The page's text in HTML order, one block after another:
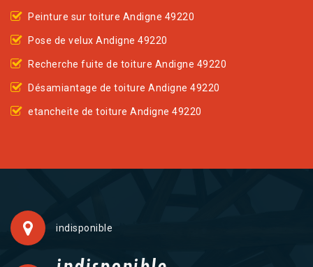
Peinture sur toiture Andigne 49220
Pose de velux Andigne 49220
Recherche fuite de toiture Andigne 49220
Désamiantage de toiture Andigne 49220
etancheite de toiture Andigne 49220
indisponible